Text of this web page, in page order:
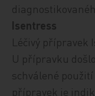
Isentress
Léčivý přípravek
U přípravku
schválené
přípravek je